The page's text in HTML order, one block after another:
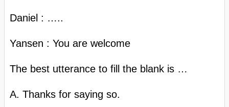
Daniel : …..
Yansen : You are welcome
The best utterance to fill the blank is …
A. Thanks for saying so.